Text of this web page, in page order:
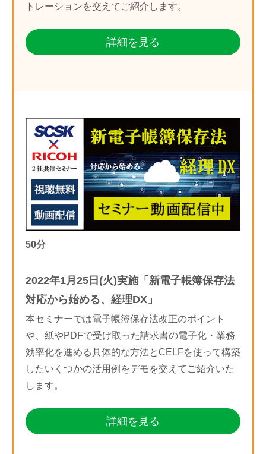
トレーションを交えてご紹介します。
詳細を見る
50分
2022年1月25日(火)実施「新電子帳簿保存法
対応から始める、経理DX」
本セミナーでは電子帳簿保存法改正のポイント
や、紙やPDFで受け取った請求書の電子化・業務
効率化を進める具体的な方法とCELFを使って構築
したいくつかの活用例をデモを交えてご紹介いた
します。
詳細を見る